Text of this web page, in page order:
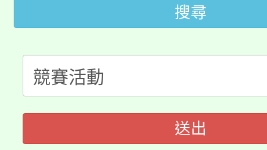
《TA101》溝通分析基
程，歡迎學生輔導中心
心理、諮商輔導、社會
系所師生報名參加。
轉知苗栗縣政府辦理
門員」簡章及活動海報
踴躍報名參加。
要點
「桃園市補助參觀特色
展演活動實施計畫」
義教育推展貢獻獎」
搜尋
送出